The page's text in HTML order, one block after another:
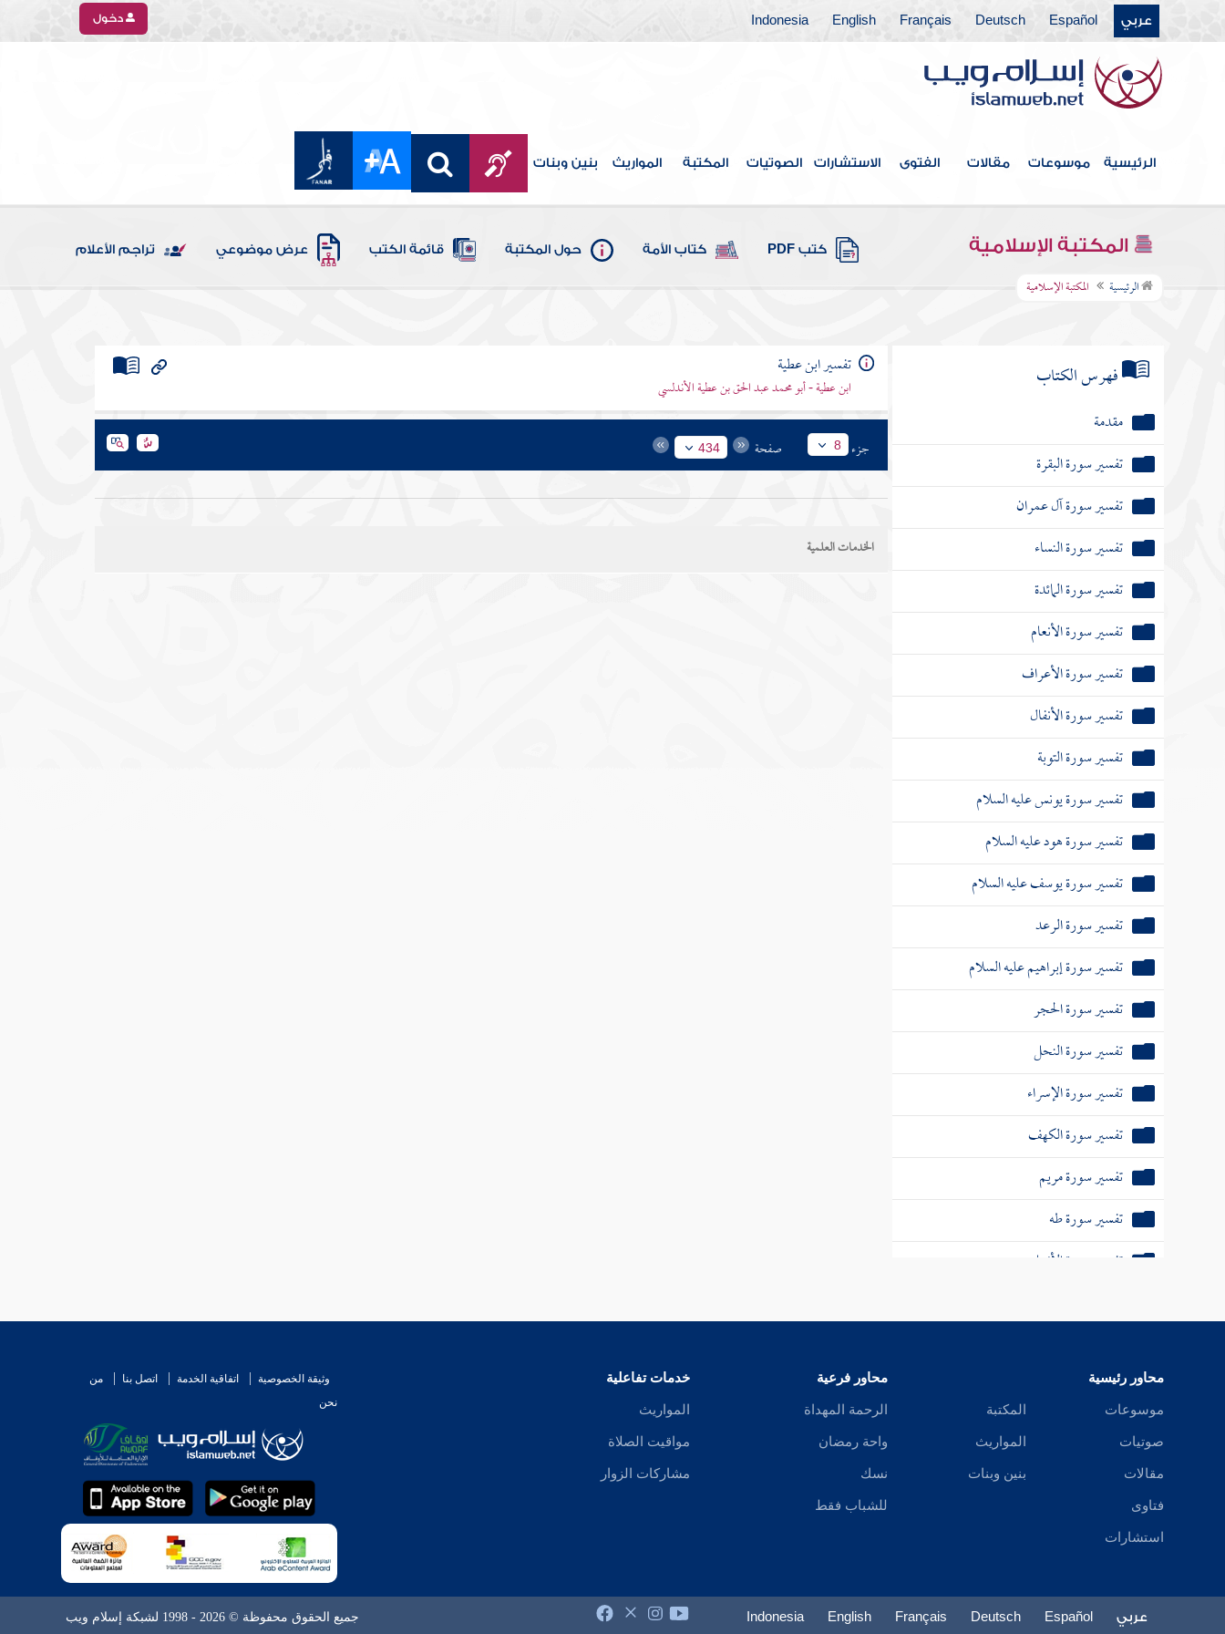
عربي Español
Deutsch
Français
English
Indonesia دخول
الرئيسية موسوعات مقالات الفتوى الاستشارات الصوتيات المكتبة المواريث بنين وبنات
المكتبة الإسلامية كتب PDF كتاب الأمة حول المكتبة قائمة الكتب عرض موضوعي تراجم الأعلام
الرئيسية المكتبة الإسلامية
فهرس الكتاب
مقدمة
تفسير سورة البقرة
تفسير سورة آل عمران
تفسير سورة النساء
تفسير سورة المائدة
تفسير سورة الأنعام
تفسير سورة الأعراف
تفسير سورة الأنفال
تفسير سورة التوبة
تفسير سورة يونس عليه السلام
تفسير سورة هود عليه السلام
تفسير سورة يوسف عليه السلام
تفسير سورة الرعد
تفسير سورة إبراهيم عليه السلام
تفسير سورة الحجر
تفسير سورة النحل
تفسير سورة الإسراء
تفسير سورة الكهف
تفسير سورة مريم
تفسير سورة طه
تفسير سورة الأنبياء
تفسير سورة النور
تفسير سورة القصص
تفسير سورة العنكبوت
تفسير ابن عطية
ابن عطية - أبو محمد عبد الحق بن عطية الأندلسي
جزء 8 صفحة 434
الخدمات العلمية
محاور رئيسية
موسوعات
صوتيات
مقالات
فتاوى
استشارات
المكتبة
المواريث
بنين وبنات
محاور فرعية
الرحمة المهداة
واحة رمضان
نسك
للشباب فقط
خدمات تفاعلية
المواريث
مواقيت الصلاة
مشاركات الزوار
وثيقة الخصوصية اتفاقية الخدمة اتصل بنا
من
نحن
عربي Español
Deutsch
Français
English
Indonesia جميع الحقوق محفوظة © 2026 - 1998 لشبكة إسلام ويب